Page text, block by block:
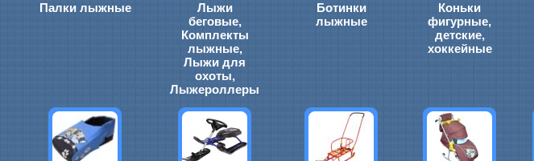
Палки лыжные
Лыжи
беговые,
Комплекты
лыжные,
Лыжи для
охоты,
Лыжероллеры
Ботинки
лыжные
Коньки
фигурные,
детские,
хоккейные